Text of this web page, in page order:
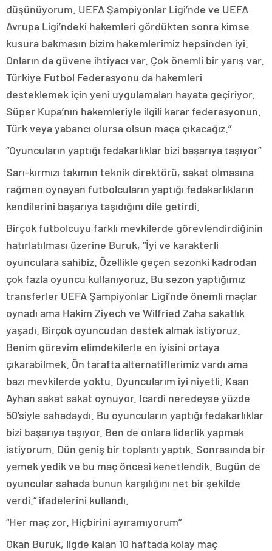
düşünüyorum. UEFA Şampiyonlar Ligi’nde ve UEFA
Avrupa Ligi’ndeki hakemleri gördükten sonra kimse
kusura bakmasın bizim hakemlerimiz hepsinden iyi.
Onların da güvene ihtiyacı var. Çok önemli bir yarış var.
Türkiye Futbol Federasyonu da hakemleri
desteklemek için yeni uygulamaları hayata geçiriyor.
Süper Kupa’nın hakemleriyle ilgili karar federasyonun.
Türk veya yabancı olursa olsun maça çıkacağız.”
“Oyuncuların yaptığı fedakarlıklar bizi başarıya taşıyor”
Sarı-kırmızı takımın teknik direktörü, sakat olmasına
rağmen oynayan futbolcuların yaptığı fedakarlıkların
kendilerini başarıya taşıdığını dile getirdi.
Birçok futbolcuyu farklı mevkilerde görevlendirdiğinin
hatırlatılması üzerine Buruk, “İyi ve karakterli
oyunculara sahibiz. Özellikle geçen sezonki kadrodan
çok fazla oyuncu kullanıyoruz. Bu sezon yaptığımız
transferler UEFA Şampiyonlar Ligi’nde önemli maçlar
oynadı ama Hakim Ziyech ve Wilfried Zaha sakatlık
yaşadı. Birçok oyuncudan destek almak istiyoruz.
Benim görevim elimdekilerle en iyisini ortaya
çıkarabilmek. Ön tarafta alternatiflerimiz vardı ama
bazı mevkilerde yoktu. Oyuncularım iyi niyetli. Kaan
Ayhan sakat sakat oynuyor. Icardi neredeyse yüzde
50’siyle sahadaydı. Bu oyuncuların yaptığı fedakarlıklar
bizi başarıya taşıyor. Ben de onlara liderlik yapmak
istiyorum. Dün geniş bir toplantı yaptık. Sonrasında bir
yemek yedik ve bu maç öncesi kenetlendik. Bugün de
oyuncular sahada bunun karşılığını net bir şekilde
verdi.” ifadelerini kullandı.
“Her maç zor. Hiçbirini ayıramıyorum”
Okan Buruk, ligde kalan 10 haftada kolay maç